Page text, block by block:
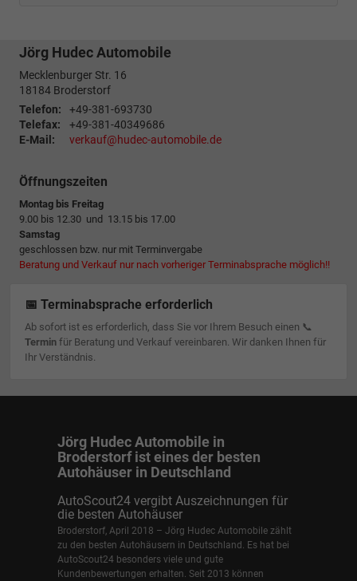
Jörg Hudec Automobile
Mecklenburger Str. 16
18184 Broderstorf
Telefon:
+49-381-693730
Telefax:
+49-381-40349686
E-Mail:
verkauf@hudec-automobile.de
Öffnungszeiten
Montag bis Freitag
9.00 bis 12.30 und 13.15 bis 17.00
Samstag
geschlossen bzw. nur mit Terminvergabe
Beratung und Verkauf nur nach vorheriger Terminabsprache möglich!!
📅 Terminabsprache erforderlich
Ab sofort ist es erforderlich, dass Sie vor Ihrem Besuch einen 📞
Terminfür Beratung und Verkauf vereinbaren. Wir danken Ihnen für
Ihr Verständnis.
Jörg Hudec Automobile in
Broderstorf ist eines der besten
Autohäuser in Deutschland
AutoScout24 vergibt Auszeichnungen für
die besten Autohäuser
Broderstorf, April 2018 – Jörg Hudec Automobile zählt
zu den besten Autohäusern in Deutschland. Es hat bei
AutoScout24 besonders viele und gute
Kundenbewertungen erhalten. Seit 2013 können